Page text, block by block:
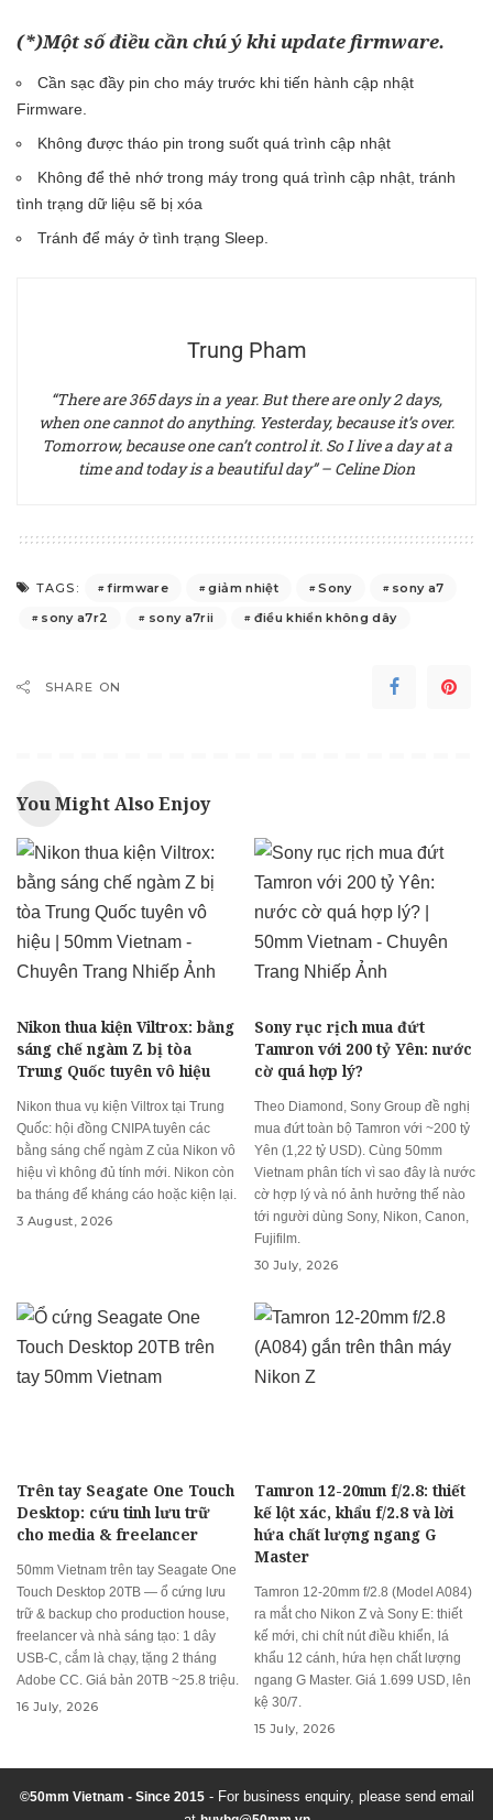
(*)Một số điều cần chú ý khi update firmware.
Cần sạc đầy pin cho máy trước khi tiến hành cập nhật
Firmware.
Không được tháo pin trong suốt quá trình cập nhật
Không để thẻ nhớ trong máy trong quá trình cập nhật, tránh
tình trạng dữ liệu sẽ bị xóa
Tránh để máy ở tình trạng Sleep.
Trung Pham
“There are 365 days in a year. But there are only 2 days,
when one cannot do anything. Yesterday, because it’s over.
Tomorrow, because one can’t control it. So I live a day at a
time and today is a beautiful day” – Celine Dion
TAGS: firmware giảm nhiệt Sony
sony a7
sony a7r2
sony a7rii điều khiển không dây
SHARE ON
You Might Also Enjoy
Nikon thua kiện Viltrox: bằng
sáng chế ngàm Z bị tòa
Trung Quốc tuyên vô hiệu
Nikon thua vụ kiện Viltrox tại Trung
Quốc: hội đồng CNIPA tuyên các
bằng sáng chế ngàm Z của Nikon vô
hiệu vì không đủ tính mới. Nikon còn
ba tháng để kháng cáo hoặc kiện lại.
3 August, 2026
Sony rục rịch mua đứt
Tamron với 200 tỷ Yên: nước
cờ quá hợp lý?
Theo Diamond, Sony Group đề nghị
mua đứt toàn bộ Tamron với ~200 tỷ
Yên (1,22 tỷ USD). Cùng 50mm
Vietnam phân tích vì sao đây là nước
cờ hợp lý và nó ảnh hưởng thế nào
tới người dùng Sony, Nikon, Canon,
Fujifilm.
30 July, 2026
Trên tay Seagate One Touch
Desktop: cứu tinh lưu trữ
cho media & freelancer
50mm Vietnam trên tay Seagate One
Touch Desktop 20TB — ổ cứng lưu
trữ & backup cho production house,
freelancer và nhà sáng tạo: 1 dây
USB-C, cắm là chạy, tặng 2 tháng
Adobe CC. Giá bản 20TB ~25.8 triệu.
16 July, 2026
Tamron 12-20mm f/2.8: thiết
kế lột xác, khẩu f/2.8 và lời
hứa chất lượng ngang G
Master
Tamron 12-20mm f/2.8 (Model A084)
ra mắt cho Nikon Z và Sony E: thiết
kế mới, chi chít nút điều khiển, lá
khẩu 12 cánh, hứa hẹn chất lượng
ngang G Master. Giá 1.699 USD, lên
kệ 30/7.
15 July, 2026
©50mm Vietnam - Since 2015- For business enquiry, please send email